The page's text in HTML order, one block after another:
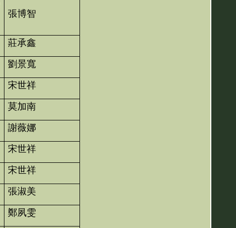
張博智
莊承鑫
劉景寬
宋世祥
莫加南
謝薇娜
宋世祥
宋世祥
張淑美
鄭夙雯